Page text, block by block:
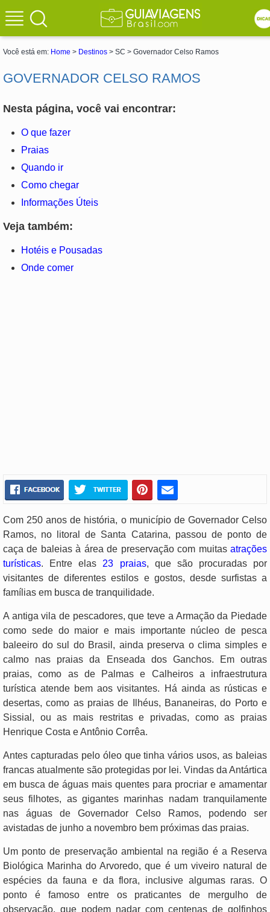
Você está em: Home > Destinos > SC > Governador Celso Ramos
GOVERNADOR CELSO RAMOS
Nesta página, você vai encontrar:
O que fazer
Praias
Quando ir
Como chegar
Informações Úteis
Veja também:
Hotéis e Pousadas
Onde comer
Com 250 anos de história, o município de Governador Celso
Ramos, no litoral de Santa Catarina, passou de ponto de
caça de baleias à área de preservação com muitas atrações
turísticas. Entre elas 23 praias, que são procuradas por
visitantes de diferentes estilos e gostos, desde surfistas a
famílias em busca de tranquilidade.
A antiga vila de pescadores, que teve a Armação da Piedade
como sede do maior e mais importante núcleo de pesca
baleeiro do sul do Brasil, ainda preserva o clima simples e
calmo nas praias da Enseada dos Ganchos. Em outras
praias, como as de Palmas e Calheiros a infraestrutura
turística atende bem aos visitantes. Há ainda as rústicas e
desertas, como as praias de Ilhéus, Bananeiras, do Porto e
Sissial, ou as mais restritas e privadas, como as praias
Henrique Costa e Antônio Corrêa.
Antes capturadas pelo óleo que tinha vários usos, as baleias
francas atualmente são protegidas por lei. Vindas da Antártica
em busca de águas mais quentes para procriar e amamentar
seus filhotes, as gigantes marinhas nadam tranquilamente
nas águas de Governador Celso Ramos, podendo ser
avistadas de junho a novembro bem próximas das praias.
Um ponto de preservação ambiental na região é a Reserva
Biológica Marinha do Arvoredo, que é um viveiro natural de
espécies da fauna e da flora, inclusive algumas raras. O
ponto é famoso entre os praticantes de mergulho de
observação, que podem nadar com centenas de golfinhos